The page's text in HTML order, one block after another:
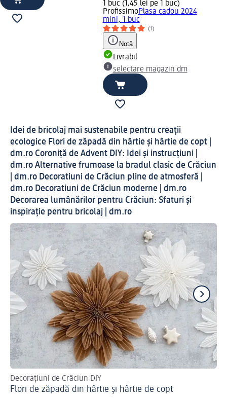
1 buc (1,45 lei pe 1 buc)
ProfissimoPlasa cadou 2024
mini, 1 buc
(1)
Notă
Livrabil
selectare magazin dm
Idei de bricolaj mai sustenabile pentru creații
ecologice Flori de zăpadă din hârtie și hârtie de copt |
dm.ro Coroniță de Advent DIY: Idei și instrucțiuni |
dm.ro Alternative frumoase la bradul clasic de Crăciun
| dm.ro Decoratiuni de Crăciun pline de atmosferă |
dm.ro Decoratiuni de Crăciun moderne | dm.ro
Decorarea lumânărilor pentru Crăciun: Sfaturi și
inspirație pentru bricolaj | dm.ro
Decorațiuni de Crăciun DIY
Flori de zăpadă din hârtie și hârtie de copt